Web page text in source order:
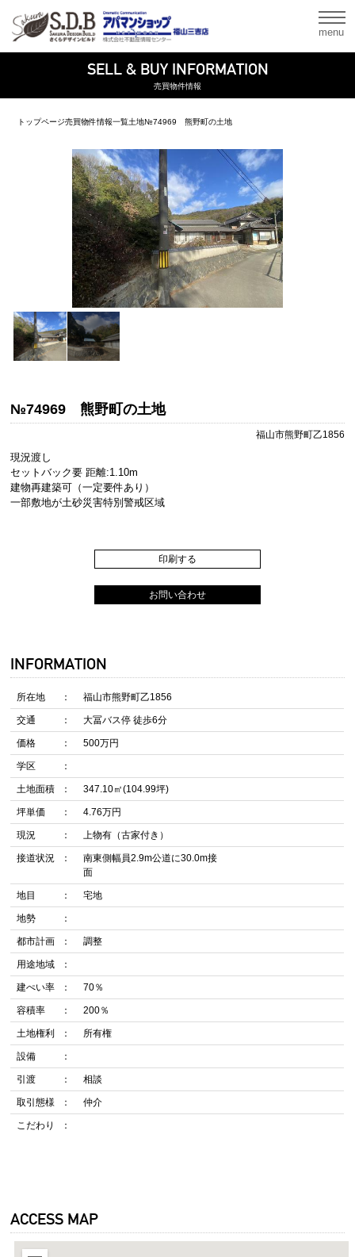
menu
SELL & BUY INFORMATION
売買物件情報
トップページ売買物件情報一覧土地№74969 熊野町の土地
№74969 熊野町の土地
福山市熊野町乙1856
現況渡し
セットバック要 距離:1.10m
建物再建築可（一定要件あり）
一部敷地が土砂災害特別警戒区域
印刷する
お問い合わせ
INFORMATION
所在地 福山市熊野町乙1856
交通 大冨バス停 徒歩6分
価格 500万円
学区
土地面積 347.10㎡(104.99坪)
坪単価 4.76万円
現況 上物有（古家付き）
接道状況
南東側幅員2.9m公道に30.0m接
面
地目 宅地
地勢
都市計画 調整
用途地域
建ぺい率 70％
容積率 200％
土地権利 所有権
設備
引渡 相談
取引態様 仲介
こだわり
ACCESS MAP